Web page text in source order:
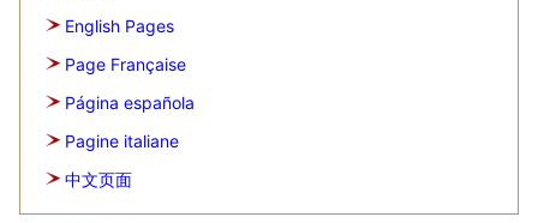
English Pages
Page Française
Página española
Pagine italiane
中文页面